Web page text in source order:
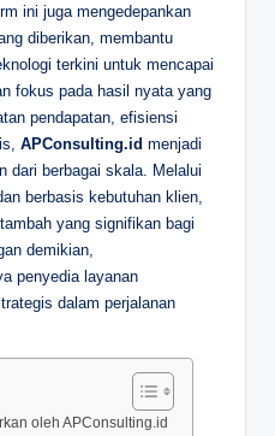
ini juga mengedepankan
diberikan, membantu
terkini untuk mencapai
fokus pada hasil nyata yang
pendapatan, efisiensi
APConsulting.id menjadi
dari berbagai skala. Melalui
berbasis kebutuhan klien,
yang signifikan bagi
demikian,
penyedia layanan
dalam perjalanan
oleh APConsulting.id